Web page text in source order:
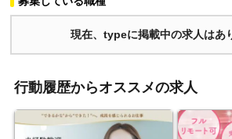
現在、typeに掲載中の求人はあ
行動履歴からオススメの求人